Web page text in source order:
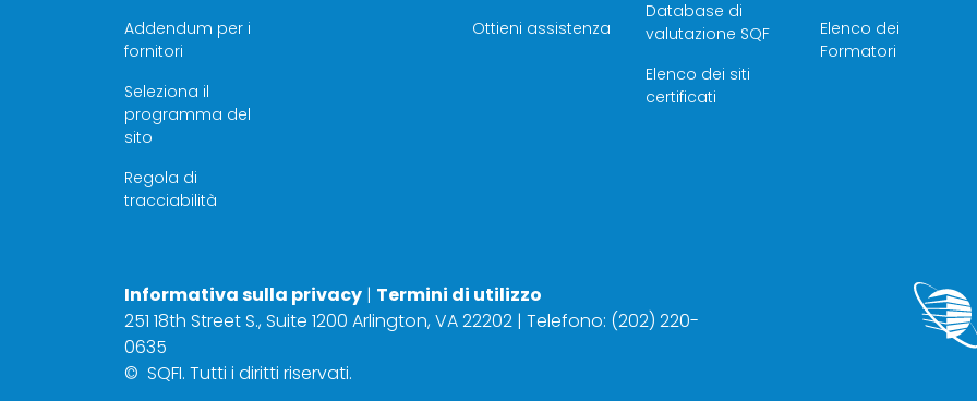
Addendum per i
fornitori
Seleziona il
programma del
sito
Regola di
tracciabilità
Ottieni assistenza
Database di
valutazione SQF
Elenco dei siti
certificati
Elenco dei
Formatori
Informativa sulla privacy | Termini di utilizzo
251 18th Street S., Suite 1200 Arlington, VA 22202 | Telefono: (202) 220-
0635
© SQFI. Tutti i diritti riservati.